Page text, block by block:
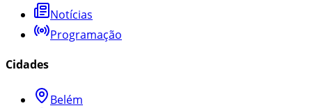
Notícias
Programação
Cidades
Belém